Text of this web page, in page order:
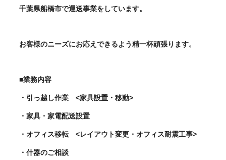
千葉県船橋市で運送事業をしています。
お客様のニーズにお応えできるよう精一杯頑張ります。
■業務内容
・引っ越し作業 <家具設置・移動>
・家具・家電配送設置
・オフィス移転 <レイアウト変更・オフィス耐震工事>
・什器のご相談